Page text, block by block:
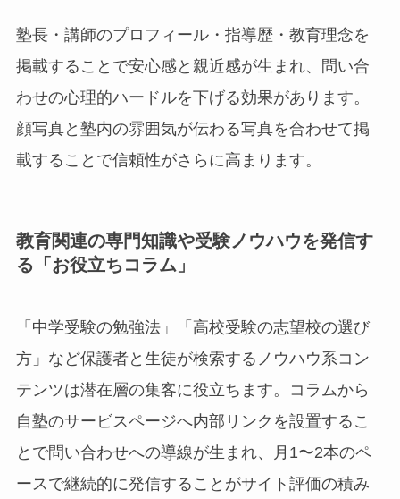
塾長・講師のプロフィール・指導歴・教育理念を
掲載することで安心感と親近感が生まれ、問い合
わせの心理的ハードルを下げる効果があります。
顔写真と塾内の雰囲気が伝わる写真を合わせて掲
載することで信頼性がさらに高まります。
教育関連の専門知識や受験ノウハウを発信す
る「お役立ちコラム」
「中学受験の勉強法」「高校受験の志望校の選び
方」など保護者と生徒が検索するノウハウ系コン
テンツは潜在層の集客に役立ちます。コラムから
自塾のサービスページへ内部リンクを設置するこ
とで問い合わせへの導線が生まれ、月1〜2本のペ
ースで継続的に発信することがサイト評価の積み